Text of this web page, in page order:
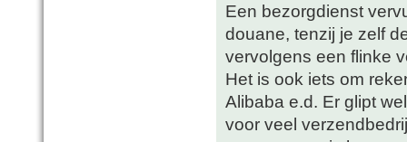
Een bezorgdienst
douane, tenzij je zelf
vervolgens een flinke
Het is ook iets om
Alibaba e.d. Er glipt
voor veel